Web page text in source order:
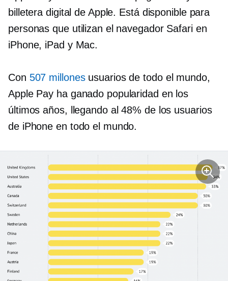
billetera digital de Apple. Está disponible para
personas que utilizan el navegador Safari en
iPhone, iPad y Mac.
Con 507 millonesusuarios de todo el mundo,
Apple Pay ha ganado popularidad en los
últimos años, llegando al 48% de los usuarios
de iPhone en todo el mundo.